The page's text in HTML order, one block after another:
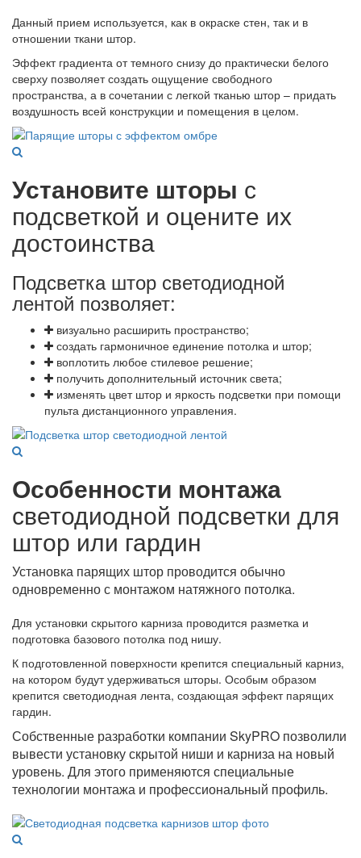
Данный прием используется, как в окраске стен, так и в
отношении ткани штор.
Эффект градиента от темного снизу до практически белого
сверху позволяет создать ощущение свободного
пространства, а в сочетании с легкой тканью штор – придать
воздушность всей конструкции и помещения в целом.
Установите шторы с
подсветкой и оцените их
достоинства
Подсветка штор светодиодной
лентой позволяет:
визуально расширить пространство;
создать гармоничное единение потолка и штор;
воплотить любое стилевое решение;
получить дополнительный источник света;
изменять цвет штор и яркость подсветки при помощи
пульта дистанционного управления.
Особенности монтажа
светодиодной подсветки для
штор или гардин
Установка парящих штор проводится обычно
одновременно с монтажом натяжного потолка.
Для установки скрытого карниза проводится разметка и
подготовка базового потолка под нишу.
К подготовленной поверхности крепится специальный карниз,
на котором будут удерживаться шторы. Особым образом
крепится светодиодная лента, создающая эффект парящих
гардин.
Собственные разработки компании SkyPRO позволили
вывести установку скрытой ниши и карниза на новый
уровень. Для этого применяются специальные
технологии монтажа и профессиональный профиль.